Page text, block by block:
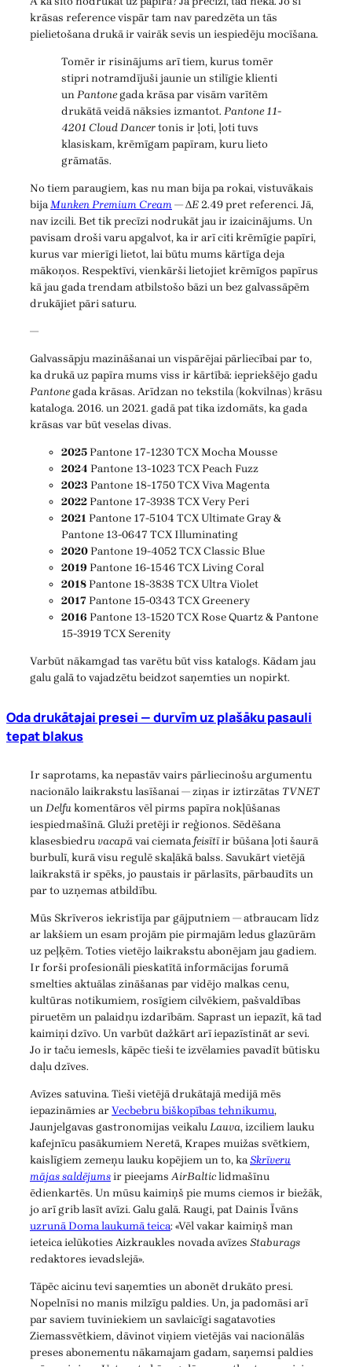
krāsas reference vispār tam nav paredzēta un tās
pielietošana drukā ir vairāk sevis un iespiedēju mocīšana.
Tomēr ir risinājums arī tiem, kurus tomēr
stipri notramdījuši jaunie un stilīgie klienti
unPantonegada krāsa par visām varītēm
drukātā veidā nāksies izmantot. Pantone 11-
4201 Cloud Dancertonis ir ļoti, ļoti tuvs
klasiskam, krēmīgam papīram, kuru lieto
grāmatās.
No tiem paraugiem, kas nu man bija pa rokai, vistuvākais
bijaMunken Premium Cream— ΔE2.49 pret referenci. Jā,
nav izcili. Bet tik precīzi nodrukāt jau ir izaicinājums. Un
pavisam droši varu apgalvot, ka ir arī citi krēmīgie papīri,
kurus var mierīgi lietot, lai būtu mums kārtīga deja
mākoņos. Respektīvi, vienkārši lietojiet krēmīgos papīrus
kā jau gada trendam atbilstošo bāzi un bez galvassāpēm
drukājiet pāri saturu.
—
Galvassāpju mazināšanai un vispārējai pārliecībai par to,
ka drukā uz papīra mums viss ir kārtībā: iepriekšējo gadu
Pantonegada krāsas. Arīdzan no tekstila (kokvilnas) krāsu
kataloga. 2016. un 2021. gadā pat tika izdomāts, ka gada
krāsas var būt veselas divas.
2025Pantone 17-1230 TCX Mocha Mousse
2024 Pantone 13-1023 TCX Peach Fuzz
2023 Pantone 18-1750 TCX Viva Magenta
2022Pantone 17-3938 TCX Very Peri
2021Pantone 17-5104 TCX Ultimate Gray &
Pantone 13-0647 TCX Illuminating
2020Pantone 19-4052 TCX Classic Blue
2019 Pantone 16-1546 TCX Living Coral
2018Pantone 18-3838 TCX Ultra Violet
2017Pantone 15-0343 TCX Greenery
2016 Pantone 13-1520 TCX Rose Quartz & Pantone
15-3919 TCX Serenity
Varbūt nākamgad tas varētu būt viss katalogs. Kādam jau
galu galā to vajadzētu beidzot saņemties un nopirkt.
Oda drukātajai presei — durvīm uz plašāku pasauli
tepat blakus
Ir saprotams, ka nepastāv vairs pārliecinošu argumentu
nacionālo laikrakstu lasīšanai — ziņas ir iztirzātas TVNET
unDelfukomentāros vēl pirms papīra nokļūšanas
iespiedmašīnā. Gluži pretēji ir reģionos. Sēdēšana
klasesbiedruvacapāvai ciematafeisītīir būšana ļoti šaurā
burbulī, kurā visu regulē skaļākā balss. Savukārt vietējā
laikrakstā ir spēks, jo paustais ir pārlasīts, pārbaudīts un
par to uzņemas atbildību.
Mūs Skrīveros iekristīja par gājputniem — atbraucam līdz
ar lakšiem un esam projām pie pirmajām ledus glazūrām
uz peļķēm. Toties vietējo laikrakstu abonējam jau gadiem.
Ir forši profesionāli pieskatītā informācijas forumā
smelties aktuālas zināšanas par vidējo malkas cenu,
kultūras notikumiem, rosīgiem cilvēkiem, pašvaldības
piruetēm un palaidņu izdarībām. Saprast un iepazīt, kā tad
kaimiņi dzīvo. Un varbūt dažkārt arī iepazīstināt ar sevi.
Jo ir taču iemesls, kāpēc tieši te izvēlamies pavadīt būtisku
daļu dzīves.
Avīzes satuvina. Tieši vietējā drukātajā medijā mēs
iepazināmies arVecbebru biškopības tehnikumu,
Jaunjelgavas gastronomijas veikaluLauva, izciliem lauku
kafejnīcu pasākumiem Neretā, Krapes muižas svētkiem,
kaislīgiem zemeņu lauku kopējiem un to, kaSkrīveru
mājas saldējumsir pieejamsAirBalticlidmašīnu
ēdienkartēs. Un mūsu kaimiņš pie mums ciemos ir biežāk,
jo arī grib lasīt avīzi. Galu galā. Raugi, pat Dainis Īvāns
uzrunā Doma laukumā teica: «Vēl vakar kaimiņš man
ieteica ielūkoties Aizkraukles novada avīzes Staburags
redaktores ievadslejā».
Tāpēc aicinu tevi saņemties un abonēt drukāto presi.
Nopelnīsi no manis milzīgu paldies. Un, ja padomāsi arī
par saviem tuviniekiem un savlaicīgi sagatavoties
Ziemassvētkiem, dāvinot viņiem vietējās vai nacionālās
preses abonementu nākamajam gadam, saņemsi paldies